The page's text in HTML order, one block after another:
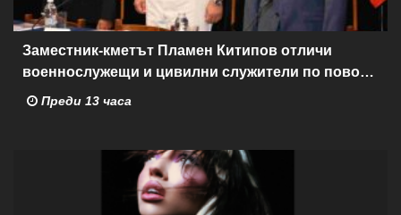
Заместник-кметът Пламен Китипов отличи
военнослужещи и цивилни служители по повод
Празника на ВМС
Преди 13 часа